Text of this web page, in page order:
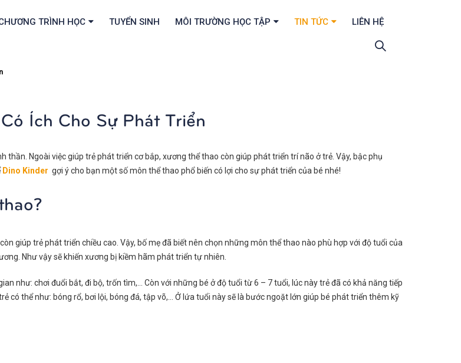
TRÌNH HỌC TUYỂN SINH MÔI TRƯỜNG HỌC TẬP TIN TỨC LIÊN HỆ
Ích Cho Sự Phát Triển
Ngoài việc giúp trẻ phát triển cơ bắp, xương thể thao còn giúp phát triển trí não ở trẻ. Vậy, bậc phụ
Dino Kinder gợi ý cho bạn một số môn thể thao phổ biến có lợi cho sự phát triển của bé nhé!
giúp trẻ phát triển chiều cao. Vậy, bố mẹ đã biết nên chọn những môn thể thao nào phù hợp với độ tuổi của
Như vậy sẽ khiến xương bị kiềm hãm phát triển tự nhiên.
như: chơi đuổi bắt, đi bộ, trốn tìm,… Còn với những bé ở độ tuổi từ 6 – 7 tuổi, lúc này trẻ đã có khả năng tiếp
có thể như: bóng rổ, bơi lội, bóng đá, tập võ,… Ở lứa tuổi này sẽ là bước ngoặt lớn giúp bé phát triển thêm kỹ